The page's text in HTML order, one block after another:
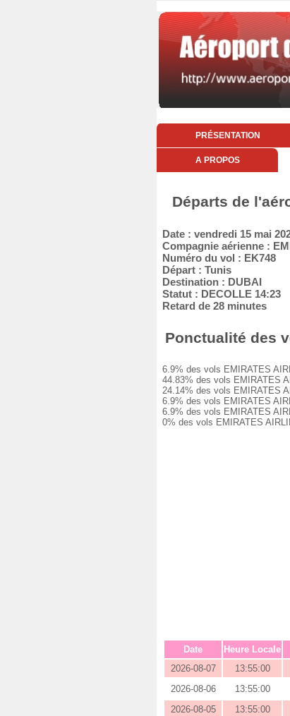
PRÉSENTATION
A PROPOS
Départs de
Date : vendredi 15 mai
Compagnie aérienne :
Numéro du vol : EK748
Départ : Tunis
Destination : DUBAI
Statut : DECOLLE 14:23
Retard de 28 minutes
Ponctualité des
6.9% des vols EMIRATES
44.83% des vols EMIRATES
24.14% des vols EMIRATES
6.9% des vols EMIRATES
6.9% des vols EMIRATES
0% des vols EMIRATES
Date Heure Locale
2026-08-07
13:55:00
2026-08-06
13:55:00
2026-08-05
13:55:00